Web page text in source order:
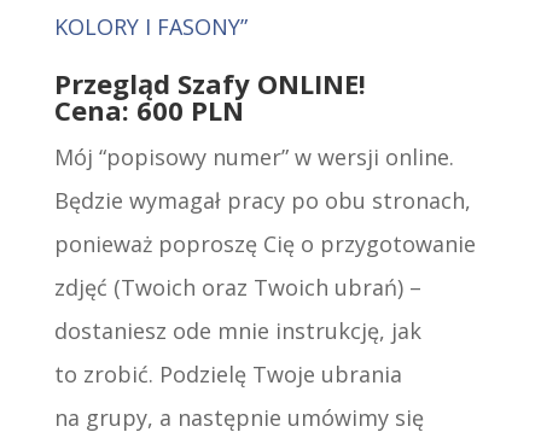
KOLORY I FASONY”
Przegląd Szafy ONLINE!
Cena: 600 PLN
Mój “popisowy numer” w wersji online.
Będzie wymagał pracy po obu stronach,
ponieważ poproszę Cię o przygotowanie
zdjęć (Twoich oraz Twoich ubrań) –
dostaniesz ode mnie instrukcję, jak
to zrobić. Podzielę Twoje ubrania
na grupy, a następnie umówimy się